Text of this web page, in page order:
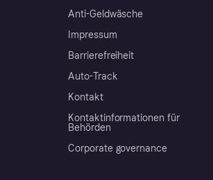
Anti-Geldwäsche
Impressum
Barrierefreiheit
Auto-Track
Kontakt
Kontaktinformationen für
Behörden
Corporate governance